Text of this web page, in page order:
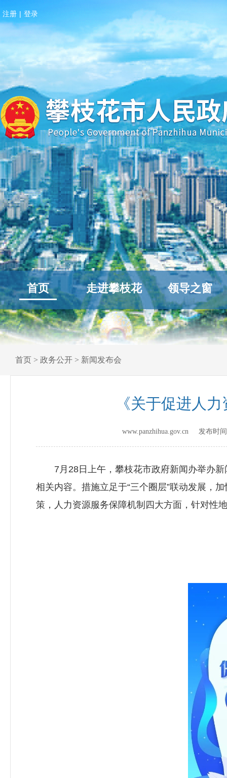
注册 | 登录
首页 走进攀枝花 领导之窗
首页 > 政务公开 > 新闻发布会
《关于促进人
www.panzhihua.gov.cn 发布时
7月28日上午，攀枝花市政府新闻办举办新
相关内容。措施立足于“三个圈层”联动发展，
策，人力资源服务保障机制四大方面，针对性